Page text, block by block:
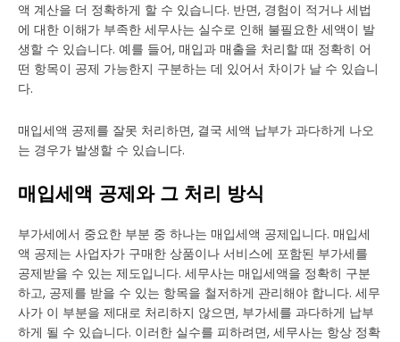
액 계산을 더 정확하게 할 수 있습니다. 반면, 경험이 적거나 세법
에 대한 이해가 부족한 세무사는 실수로 인해 불필요한 세액이 발
생할 수 있습니다. 예를 들어, 매입과 매출을 처리할 때 정확히 어
떤 항목이 공제 가능한지 구분하는 데 있어서 차이가 날 수 있습니
다.
매입세액 공제를 잘못 처리하면, 결국 세액 납부가 과다하게 나오
는 경우가 발생할 수 있습니다.
매입세액 공제와 그 처리 방식
부가세에서 중요한 부분 중 하나는 매입세액 공제입니다. 매입세
액 공제는 사업자가 구매한 상품이나 서비스에 포함된 부가세를
공제받을 수 있는 제도입니다. 세무사는 매입세액을 정확히 구분
하고, 공제를 받을 수 있는 항목을 철저하게 관리해야 합니다. 세무
사가 이 부분을 제대로 처리하지 않으면, 부가세를 과다하게 납부
하게 될 수 있습니다. 이러한 실수를 피하려면, 세무사는 항상 정확